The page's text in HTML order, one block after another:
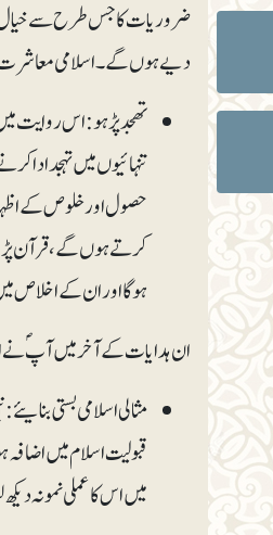
ضروریات کا جس طرح سے خیال
دیے ہوں گے۔ اسلامی معاشرت
تھجد پڑہو: اس روایت
تنہائیوں میں تہجد
حصول اور خلوص کے
کرتے ہوں گے، قرآن
ہوگا اور ان کے اخلاص
ان ہدایات کے آخر میں آپؐ نے
قبولیت اسلام میں
میں اس کا عملی نمونہ